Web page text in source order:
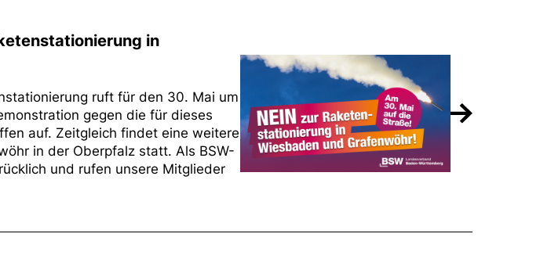
in
ruft für den 30. Mai um
gegen die für dieses
auf. Zeitgleich findet eine weitere
in der Oberpfalz statt. Als BSW-
und rufen unsere Mitglieder